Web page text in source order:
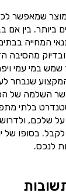
שמאפשר
ביותר. בין אם
תנאי המחייה
מהסיבה
במי עמי
המקצוע שנבחר
השלמה של
בלתי
שלכם,
לקבל. בסופו
לנכס.